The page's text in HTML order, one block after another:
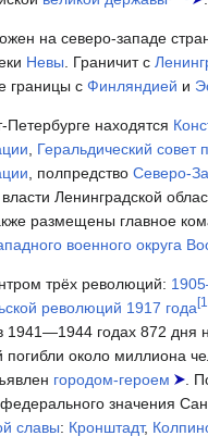
на северо-западе
Невы . Граничит с
границы с Финляндией и
Петербурге находятся
Геральдический совет
, полпредство Северо-
Ленинградской
размещены главное
военного округа
трёх революций:
революций 1917 года [
1941—1944 годах 872 дня
погибли около миллиона
городом-героем
.
значения
славы: Кронштадт,